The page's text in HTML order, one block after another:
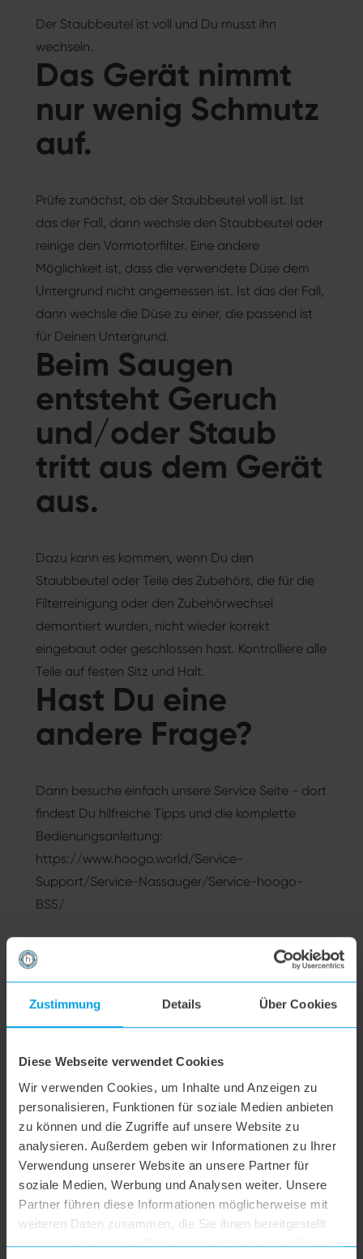
Zustimmung Details Über Cookies
Diese Webseite verwendet Cookies
Wir verwenden Cookies, um Inhalte und Anzeigen zu
personalisieren, Funktionen für soziale Medien anbieten
zu können und die Zugriffe auf unsere Website zu
analysieren. Außerdem geben wir Informationen zu Ihrer
Verwendung unserer Website an unsere Partner für
soziale Medien, Werbung und Analysen weiter. Unsere
Partner führen diese Informationen möglicherweise mit
weiteren Daten zusammen, die Sie ihnen bereitgestellt
haben oder die sie im Rahmen Ihrer Nutzung der Dienste
Der Staubbeutel ist voll und Du musst ihn
wechseln.
Das Gerät nimmt
nur wenig Schmutz
auf.
Prüfe zunächst, ob der Staubbeutel voll ist. Ist
das der Fall, dann wechsle den Staubbeutel oder
reinige den Vormotorfilter. Eine andere
Möglichkeit ist, dass die verwendete Düse dem
Untergrund nicht angemessen ist. Ist das der Fall,
dann wechsle die Düse zu einer, die passend ist
für Deinen Untergrund.
Beim Saugen
entsteht Geruch
und/oder Staub
tritt aus dem Gerät
aus.
Dazu kann es kommen, wenn Du den
Staubbeutel oder Teile des Zubehörs, die für die
Filterreinigung oder den Zubehörwechsel
demontiert wurden, nicht wieder korrekt
eingebaut oder geschlossen hast. Kontrolliere alle
Teile auf festen Sitz und Halt.
Hast Du eine
andere Frage?
Dann besuche einfach unsere Service Seite - dort
findest Du hilfreiche Tipps und die komplette
Bedienungsanleitung:
https://www.hoogo.world/Service-
Support/Service-Nassauger/Service-hoogo-
BS5/
Alle Themen
Reklamation & Garantie
Bestellung & Bezahlung
Widerruf
Datenschutz